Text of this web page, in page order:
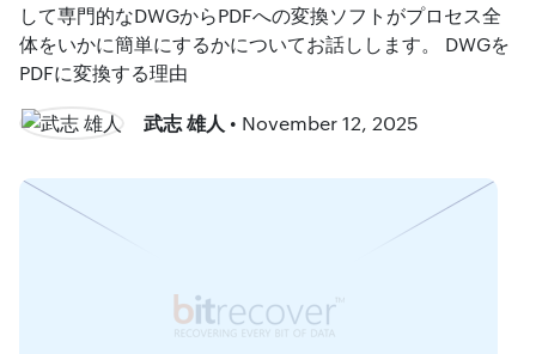
して専門的なDWGからPDFへの変換ソフトがプロセス全
体をいかに簡単にするかについてお話しします。 DWGを
PDFに変換する理由
武志 雄人 • November 12, 2025